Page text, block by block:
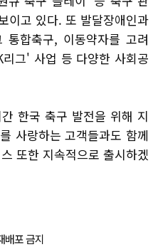
이고 있다. 또 발달장애인과
통합축구, 이동약자를 고려
그' 사업 등 다양한 사회공
한국 축구 발전을 위해 지
사랑하는 고객들과도 함께
또한 지속적으로 출시하겠
배포 금지